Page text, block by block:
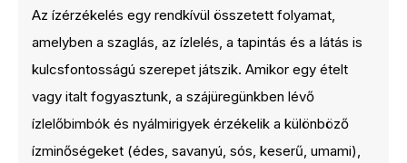
Az ízérzékelés egy rendkívül összetett folyamat,
amelyben a szaglás, az ízlelés, a tapintás és a látás is
kulcsfontosságú szerepet játszik. Amikor egy ételt
vagy italt fogyasztunk, a szájüregünkben lévő
ízlelőbimbók és nyálmirigyek érzékelik a különböző
ízminőségeket (édes, savanyú, sós, keserű, umami),